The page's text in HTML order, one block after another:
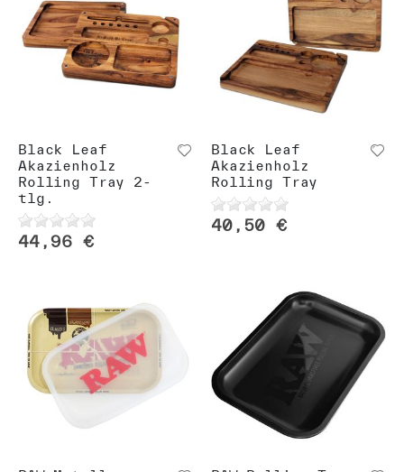
Black Leaf
Akazienholz
Rolling Tray 2-
tlg.
44,96 €
Black Leaf
Akazienholz
Rolling Tray
40,50 €